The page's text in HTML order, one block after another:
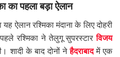
का पहला बड़ा ऐलान
ऐलान रश्मिका मंदाना के लिए दोहरी
रश्मिका ने तेलुगू सुपरस्टारविजय
शादी के बाद दोनों नेहैदराबादमें एक